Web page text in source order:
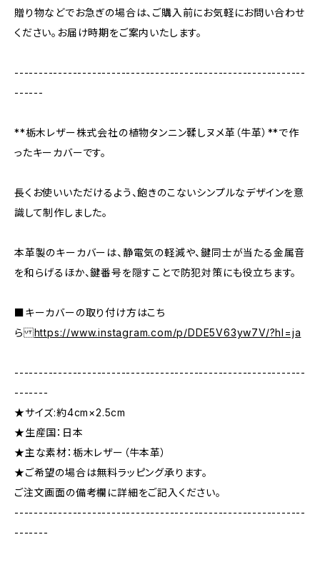
贈り物などでお急ぎの場合は、ご購入前にお気軽にお問い合わせ
ください。お届け時期をご案内いたします。
------------------------------------------------------------
------
**栃木レザー株式会社の植物タンニン鞣しヌメ革（牛革）**で作
ったキーカバーです。
長くお使いいただけるよう、飽きのこないシンプルなデザインを意
識して制作しました。
本革製のキーカバーは、静電気の軽減や、鍵同士が当たる金属音
を和らげるほか、鍵番号を隠すことで防犯対策にも役立ちます。
■キーカバーの取り付け方はこち
らhttps://www.instagram.com/p/DDE5V63yw7V/?hl=ja
------------------------------------------------------------
-------
★サイズ:約4cm×2.5cm
★生産国：日本
★主な素材：栃木レザー（牛本革）
★ご希望の場合は無料ラッピング承ります。
ご注文画面の備考欄に詳細をご記入ください。
------------------------------------------------------------
-------